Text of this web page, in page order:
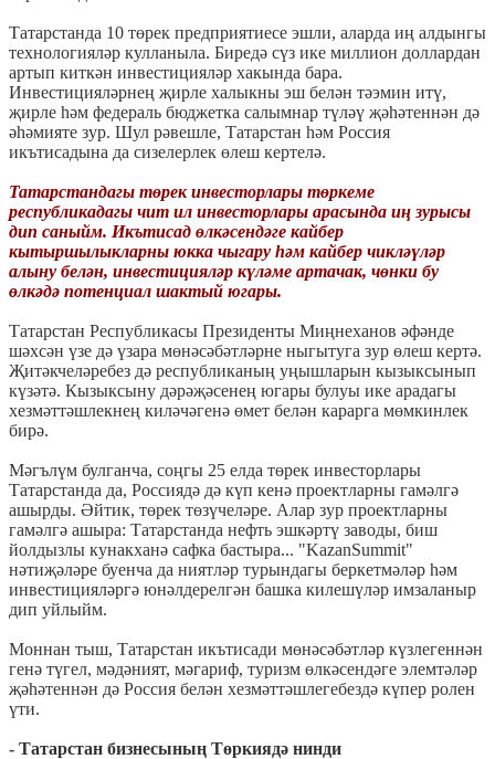
Татарстанда 10 төрек предприятиесе эшли, аларда иң алдынгы
технологияләр кулланыла. Биредә сүз ике миллион доллардан
артып киткән инвестицияләр хакында бара.
Инвестицияләрнең җирле халыкны эш белән тәэмин итү,
җирле һәм федераль бюджетка салымнар түләү җәһәтеннән дә
әһәмияте зур. Шул рәвешле, Татарстан һәм Россия
икътисадына да сизелерлек өлеш кертелә.
Татарстандагы төрек инвесторлары төркеме
республикадагы чит ил инвесторлары арасында иң зурысы
дип саныйм. Икътисад өлкәсендәге кайбер
кытыршылыкларны юкка чыгару һәм кайбер чикләүләр
алыну белән, инвестицияләр күләме артачак, чөнки бу
өлкәдә потенциал шактый югары.
Татарстан Республикасы Президенты Миңнеханов әфәнде
шәхсән үзе дә үзара мөнәсәбәтләрне ныгытуга зур өлеш кертә.
Җитәкчеләребез дә республиканың уңышларын кызыксынып
күзәтә. Кызыксыну дәрәҗәсенең югары булуы ике арадагы
хезмәттәшлекнең киләчәгенә өмет белән карарга мөмкинлек
бирә.
Мәгълүм булганча, соңгы 25 елда төрек инвесторлары
Татарстанда да, Россиядә дә күп кенә проектларны гамәлгә
ашырды. Әйтик, төрек төзүчеләре. Алар зур проектларны
гамәлгә ашыра: Татарстанда нефть эшкәртү заводы, биш
йолдызлы кунакханә сафка бастыра... "KazanSummit"
нәтиҗәләре буенча да ниятләр турындагы беркетмәләр һәм
инвестицияләргә юнәлдерелгән башка килешүләр имзаланыр
дип уйлыйм.
Моннан тыш, Татарстан икътисади мөнәсәбәтләр күзлегеннән
генә түгел, мәдәният, мәгариф, туризм өлкәсендәге элемтәләр
җәһәтеннән дә Россия белән хезмәттәшлегебездә күпер ролен
үти.
- Татарстан бизнесының Төркиядә нинди